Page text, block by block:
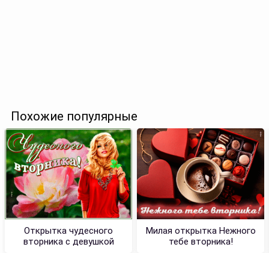
Похожие популярные
Открытка чудесного
вторника с девушкой
Милая открытка Нежного
тебе вторника!